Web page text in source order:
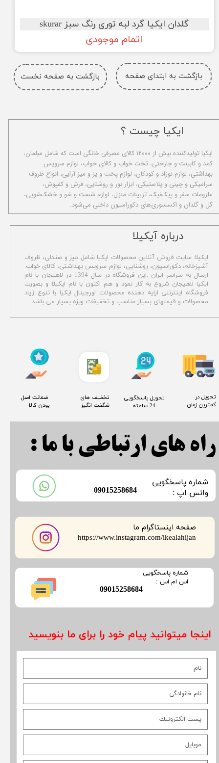
گلدان ایکیا گرد لبه توری رنگ سبز skurar
اتمام موجودی
بازگشت به صفحه نخست بازگشت به ابتدای صفحه
​درباره آیکیلا
ایکیلا سایت فروش آنلاین محصولات ایکیا شامل میز و صندلی، ظروف
آشپزخانه، دکوراسیون، روشنایی، لوازم سرویس بهداشتی، کالای خواب.
ارسال به سراسر ایران .این فروشگاه در سال 1394 در لاهیجان با نام
ایکیا لاهیجان شروع به کار نمود و هم اکنون با نام ایکیلا و بصورت
فروشگاه اینترنتی ارایه دهنده محصولات اورجینال ایکیا با تنوع زیاد
محصولات و قیمتهای بسیار مناسب و تخفیفات ویژه بسیار می باشد.
صفحه اینستاگرام ما
​​​​​​​https://www.instagram.com/ikealahijan
​شماره پاسخگویی
​​​​​واتس اپ :
​09015258684
اینجا میتوانید پیام خود را برای ما بنویسید
راه های ارتباطی با ما :
​09015258684
​شماره پاسخگویی
​​​​​اس ام اس :
ایکیا چیست ؟
ا​یکیا تولیدکننده بیش از ۱۲۰۰۰ کالای مصرفی خانگی است که شامل مبلمان،
کمد و کابینت و جارختی، تخت خواب و کالای خواب، لوازم سرویس
بهداشتی، لوازم نوزاد و کودکان، لوازم پخت و پز و میز آرایی، انواع ظروف
سرامیکی و چینی و پلاستیکی، ابزار نور و روشنایی، فرش و کفپوش،
ملزومات سفر و پیک‌نیک، تزیینات منزل، لوازم شست و شو و خشک‌شویی،
گل و گلدان و اکسسوری‌های دکوراسیون داخلی می‌شود.
​تحویل در
کمترین زمان
​تحویل پاسخگویی
24 ساعته
​تخفیف های
شگفت انگیز
​ ضمانت اصل
بودن کالا